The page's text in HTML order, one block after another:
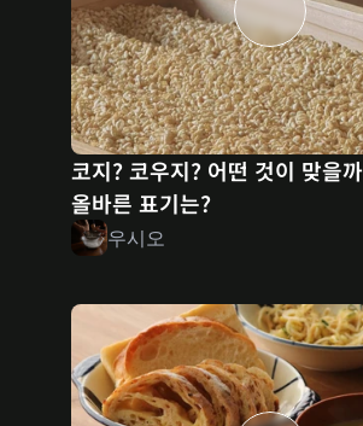
코지? 코우지? 어떤 것이 맞을
올바른 표기는?
우시오